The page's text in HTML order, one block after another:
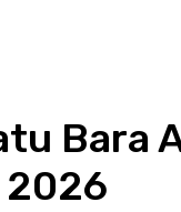
Bara
2026